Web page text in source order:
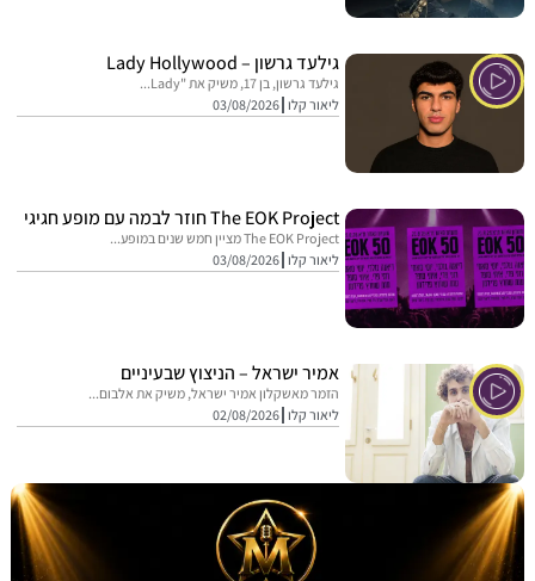
גילעד גרשון – Lady Hollywood
גילעד גרשון, בן 17, משיק את "Lady...
ליאור קלו 03/08/2026
The EOK Project חוזר לבמה עם מופע חגיגי
The EOK Project מציין חמש שנים במופע...
ליאור קלו 03/08/2026
אמיר ישראל – הניצוץ שבעיניים
הזמר מאשקלון אמיר ישראל, משיק את אלבום...
ליאור קלו 02/08/2026